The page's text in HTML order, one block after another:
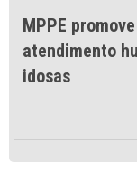
MPPE
atendimento
idosas